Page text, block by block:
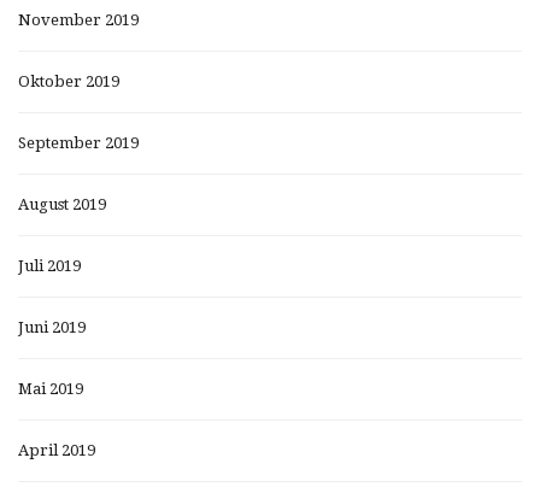
November 2019
Oktober 2019
September 2019
August 2019
Juli 2019
Juni 2019
Mai 2019
April 2019